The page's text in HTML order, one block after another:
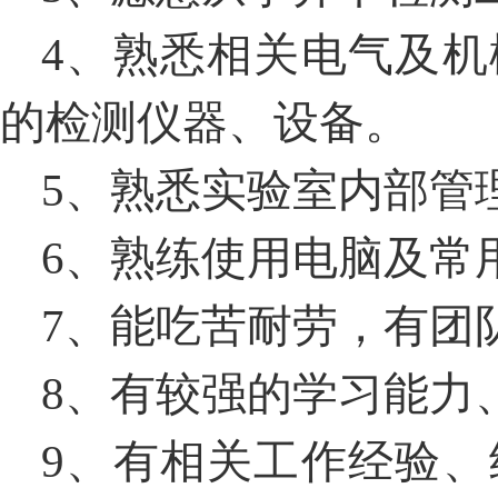
4、熟悉相关电气及
的检测仪器、设备。
5、熟悉实验室内部管
6、熟练使用电脑及常
7、能吃苦耐劳，有团
8、有较强的学习能力
9、有相关工作经验